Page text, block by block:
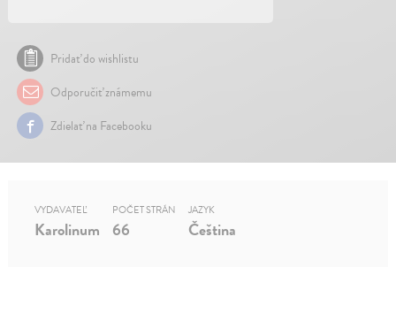
Pridať do wishlistu
Odporučiť známemu
Zdielať na Facebooku
VYDAVATEĽ
Karolinum
POČET STRÁN
66
JAZYK
Čeština